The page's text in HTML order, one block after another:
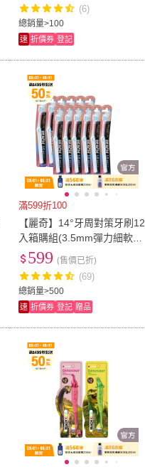
總銷量>100
(6)
速 折價券 登記
滿599折100
【麗奇】14°牙周對策牙刷12
入箱購組(3.5mm彈力細軟毛
顏色隨機出貨)
總銷量>500
599 (售價已折)
(69)
速 折價券 登記 贈品